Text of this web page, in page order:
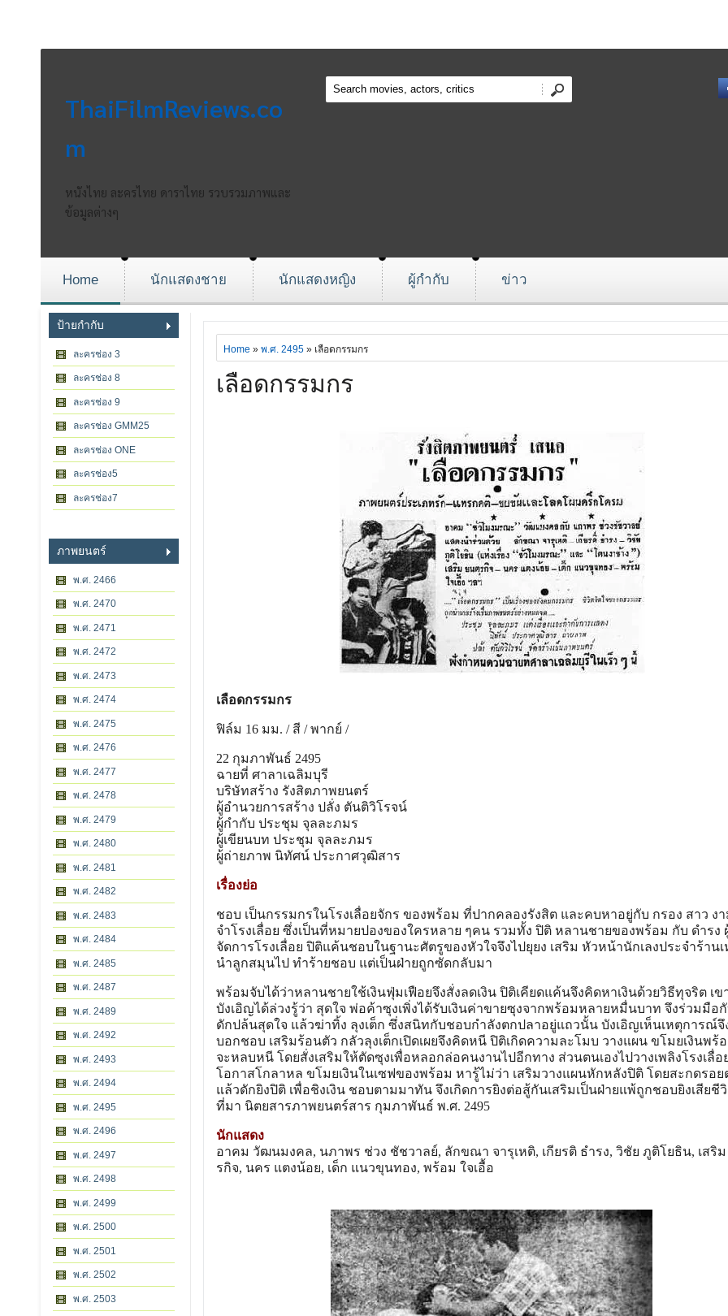
ThaiFilmReviews.co
m
หนังไทย ละครไทย ดาราไทย รวบรวมภาพและ
ข้อมูลต่างๆ
Home นักแสดงชาย นักแสดงหญิง ผู้กำกับ ข่าว
ป้ายกำกับ
ละครช่อง 3
ละครช่อง 8
ละครช่อง 9
ละครช่อง GMM25
ละครช่อง ONE
ละครช่อง5
ละครช่อง7
ภาพยนตร์
พ.ศ. 2466
พ.ศ. 2470
พ.ศ. 2471
พ.ศ. 2472
พ.ศ. 2473
พ.ศ. 2474
พ.ศ. 2475
พ.ศ. 2476
พ.ศ. 2477
พ.ศ. 2478
พ.ศ. 2479
พ.ศ. 2480
พ.ศ. 2481
พ.ศ. 2482
พ.ศ. 2483
พ.ศ. 2484
พ.ศ. 2485
พ.ศ. 2487
พ.ศ. 2489
พ.ศ. 2492
พ.ศ. 2493
พ.ศ. 2494
พ.ศ. 2495
พ.ศ. 2496
พ.ศ. 2497
พ.ศ. 2498
พ.ศ. 2499
พ.ศ. 2500
พ.ศ. 2501
พ.ศ. 2502
พ.ศ. 2503
Home » พ.ศ. 2495» เลือดกรรมกร
เลือดกรรมกร
เลือดกรรมกร
ฟิล์ม 16 มม. / สี / พากย์ /
22 กุมภาพันธ์ 2495
ฉายที่ ศาลาเฉลิมบุรี
บริษัทสร้าง รังสิตภาพยนตร์
ผู้อํานวยการสร้าง ปลั่ง ตันติวิโรจน์
ผู้กํากับ ประชุม จุลละภมร
ผู้เขียนบท ประชุม จุลละภมร
ผู้ถ่ายภาพ นิทัศน์ ประกาศวุฒิสาร
เรื่องย่อ
ชอบ เป็นกรรมกรในโรงเลื่อยจักร ของพร้อม ที่ปากคลองรังสิต และคบหาอยู่กับ กรอง สาว งา
จําโรงเลื่อย ซึ่งเป็นที่หมายปองของใครหลาย ๆคน รวมทั้ง ปิติ หลานชายของพร้อม กับ ดํารง
จัดการโรงเลื่อย ปิติแค้นชอบในฐานะศัตรูของหัวใจจึงไปยุยง เสริม หัวหน้านักเลงประจําร้านเ
นําลูกสมุนไป ทําร้ายชอบ แต่เป็นฝ่ายถูกซัดกลับมา
พร้อมจับได้ว่าหลานชายใช้เงินฟุ่มเฟือยจึงสั่งลดเงิน ปิติเคียดแค้นจึงคิดหาเงินด้วยวิธีทุจริต เข
บังเอิญได้ล่วงรู้ว่า สุดใจ พ่อค้าซุงเพิ่งได้รับเงินค่าขายซุงจากพร้อมหลายหมื่นบาท จึงร่วมมือกั
ดักปล้นสุดใจ แล้วฆ่าทิ้ง ลุงเต็ก ซึ่งสนิทกับชอบกําลังตกปลาอยู่แถวนั้น บังเอิญเห็นเหตุการณ์จึ
บอกชอบ เสริมร้อนตัว กลัวลุงเต็กเปิดเผยจึงคิดหนี ปิติเกิดความละโมบ วางแผน ขโมยเงินพร้
จะหลบหนี โดยสั่งเสริมให้ตัดซุงเพื่อหลอกล่อคนงานไปอีกทาง ส่วนตนเองไปวางเพลิงโรงเลื่อ
โอกาสโกลาหล ขโมยเงินในเซฟของพร้อม หารู้ไม่ว่า เสริมวางแผนหักหลังปิติ โดยสะกดรอย
แล้วดักยิงปิติ เพื่อชิงเงิน ชอบตามมาทัน จึงเกิดการยิงต่อสู้กันเสริมเป็นฝ่ายแพ้ถูกชอบยิงเสียชี
ที่มา นิตยสารภาพยนตร์สาร กุมภาพันธ์ พ.ศ. 2495
นักแสดง
อาคม วัฒนมงคล, นภาพร ช่วง ชัชวาลย์, ลักขณา จารุเหติ, เกียรติ ธํารง, วิชัย ภูติโยธิน, เสริ
รกิจ, นคร แตงน้อย, เด็ก แนวขุนทอง, พร้อม ใจเอื้อ